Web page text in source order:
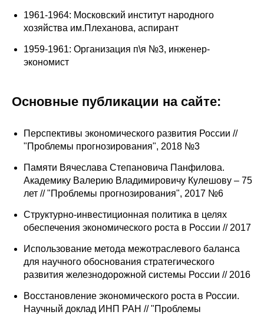
Регулярные прогнозы
Краткосрочный прогноз
Оценка индекса промышленного
производства
Российская Система Климатического
Мониторинга
Центр «Климатическая политика и
экономика России»
Образование и карьера
Кафедра МФТИ
Кафедра МАДИ
Аспирантура
1961-1964: Московский институт народного
хозяйства им.Плеханова, аспирант
1959-1961: Организация п\я №3, инженер-
экономист
Основные публикации на сайте:
Перспективы экономического развития России //
"Проблемы прогнозирования", 2018 №3
Памяти Вячеслава Степановича Панфилова.
Академику Валерию Владимировичу Кулешову – 75
лет // "Проблемы прогнозирования", 2017 №6
Cтруктурно-инвестиционная политика в целях
обеспечения экономического роста в России // 2017
Использование метода межотраслевого баланса
для научного обоснования стратегического
развития железнодорожной системы России // 2016
Восстановление экономического роста в России.
Научный доклад ИНП РАН // "Проблемы